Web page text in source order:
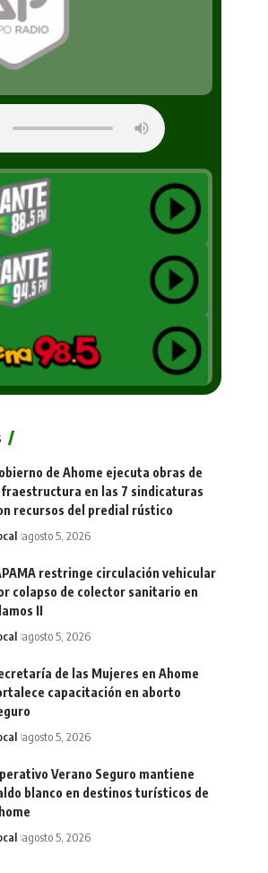
de Ahome ejecuta obras de
en las 7 sindicaturas
recursos del predial rústico
agosto 5, 2026
restringe circulación vehicular
colapso de colector sanitario en
II
agosto 5, 2026
de las Mujeres en Ahome
capacitación en aborto
agosto 5, 2026
Verano Seguro mantiene
blanco en destinos turísticos de
agosto 5, 2026